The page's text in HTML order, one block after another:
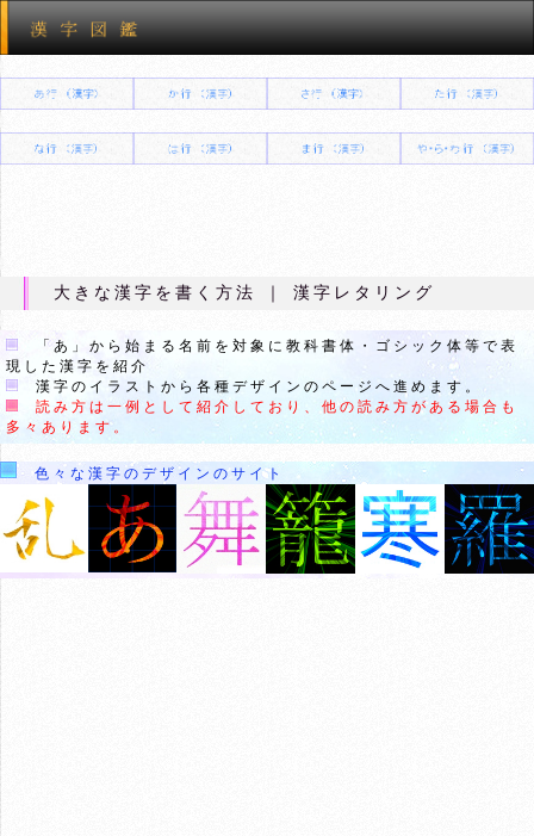
大きな漢字を書く方法 ｜ 漢字レタリング
「あ」から始まる名前を対象に教科書体・ゴシック体等で表
現した漢字を紹介
漢字のイラストから各種デザインのページへ進めます。
読み方は一例として紹介しており、他の読み方がある場合も
多々あります。
色々な漢字のデザインのサイト